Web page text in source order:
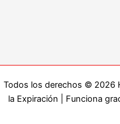
Todos los derechos © 2026
la Expiración | Funciona